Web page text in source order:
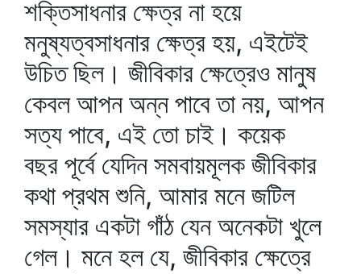
শক্তিসাধনার ক্ষেত্র না হয়ে
মনুষ্যত্বসাধনার ক্ষেত্র হয়, এইটেই
উচিত ছিল। জীবিকার ক্ষেত্রেও মানুষ
কেবল আপন অন্ন পাবে তা নয়, আপন
সত্য পাবে, এই তো চাই। কয়েক
বছর পূর্বে যেদিন সমবায়মূলক জীবিকার
কথা প্রথম শুনি, আমার মনে জটিল
সমস্যার একটা গাঁঠ যেন অনেকটা খুলে
গেল। মনে হল যে, জীবিকার ক্ষেত্রে